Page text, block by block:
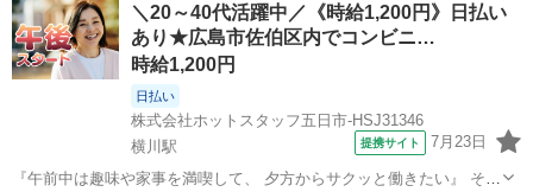
＼20～40代活躍中／《時給1,200円》日払い
あり★広島市佐伯区内でコンビニ…
時給1,200円
日払い
株式会社ホットスタッフ五日市-HSJ31346
横川駅
提携サイト 7月23日
『午前中は趣味や家事を満喫して、 夕方からサクッと働きたい』 そん